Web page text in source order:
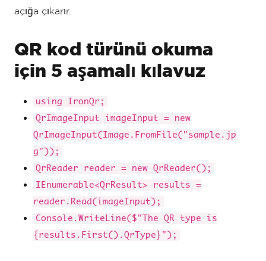
açığa çıkarır.
QR kod türünü okuma
için 5 aşamalı kılavuz
using IronQr;
QrImageInput imageInput = new
QrImageInput(Image.FromFile("sample.jp
g"));
QrReader reader = new QrReader();
IEnumerable<QrResult> results =
reader.Read(imageInput);
Console.WriteLine($"The QR type is
{results.First().QrType}");